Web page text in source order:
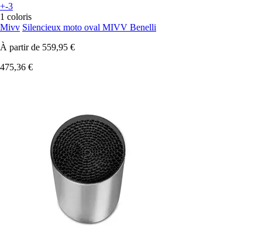
+-3
1 coloris
Mivv Silencieux moto oval MIVV Benelli
À partir de 559,95 €
475,36 €